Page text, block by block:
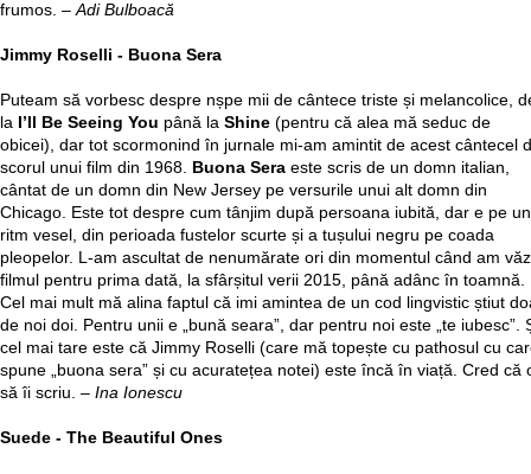
frumos. –Adi Bulboacă
Jimmy Roselli - Buona Sera
Puteam să vorbesc despre nșpe mii de cântece triste și melancolice,
la I’ll Be Seeing You până la Shine (pentru că alea mă seduc de
obicei), dar tot scormonind în jurnale mi-am amintit de acest cântecel
scorul unui film din 1968. Buona Sera este scris de un domn italian,
cântat de un domn din New Jersey pe versurile unui alt domn din
Chicago. Este tot despre cum tânjim după persoana iubită, dar e pe un
ritm vesel, din perioada fustelor scurte și a tușului negru pe coada
pleopelor. L-am ascultat de nenumărate ori din momentul când am
filmul pentru prima dată, la sfârșitul verii 2015, până adânc în toamnă.
Cel mai mult mă alina faptul că imi amintea de un cod lingvistic știut
de noi doi. Pentru unii e „bună seara”, dar pentru noi este „te iubesc”.
cel mai tare este că Jimmy Roselli (care mă topește cu pathosul cu
spune „buona sera” și cu acuratețea notei) este încă în viață. Cred că
să îi scriu. – Ina Ionescu
Suede - The Beautiful Ones